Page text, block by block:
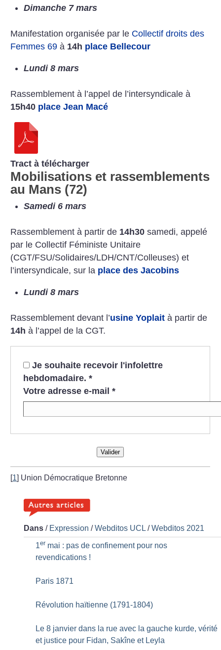
Dimanche 7 mars
Manifestation organisée par le Collectif droits des
Femmes 69 à 14h place Bellecour
Lundi 8 mars
Rassemblement à l’appel de l’intersyndicale à
15h40 place Jean Macé
Tract à télécharger
Mobilisations et rassemblements
au Mans (72)
Samedi 6 mars
Rassemblement à partir de 14h30 samedi, appelé
par le Collectif Féministe Unitaire
(CGT/FSU/Solidaires/LDH/CNT/Colleuses) et
l’intersyndicale, sur la place des Jacobins
Lundi 8 mars
Rassemblement devant l’usine Yoplait à partir de
14h à l’appel de la CGT.
Je souhaite recevoir l'infolettre
hebdomadaire. *
Votre adresse e-mail *
Valider
[1] Union Démocratique Bretonne
Dans / Expression /Webditos UCL /Webditos 2021
1er mai : pas de confinement pour nos
revendications !
Paris 1871
Révolution haïtienne (1791-1804)
Le 8 janvier dans la rue avec la gauche kurde, vérité
et justice pour Fidan, Sakîne et Leyla